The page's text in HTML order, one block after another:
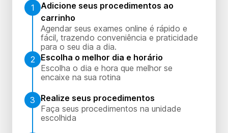
1
Adicione seus procedimentos ao
carrinho
Agendar seus exames online é rápido e
fácil, trazendo conveniência e praticidade
para o seu dia a dia.
2
Escolha o melhor dia e horário
Escolha o dia e hora que melhor se
encaixe na sua rotina
3
Realize seus procedimentos
Faça seus procedimentos na unidade
escolhida